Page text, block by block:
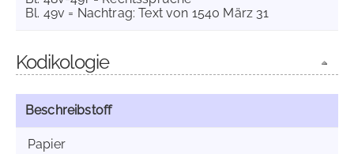
Bl. 49v = Nachtrag: Text von 1540 März 31
Kodikologie
Beschreibstoff
Papier